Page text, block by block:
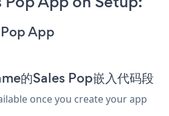
App
的Sales Pop嵌入代码段
once you create your app